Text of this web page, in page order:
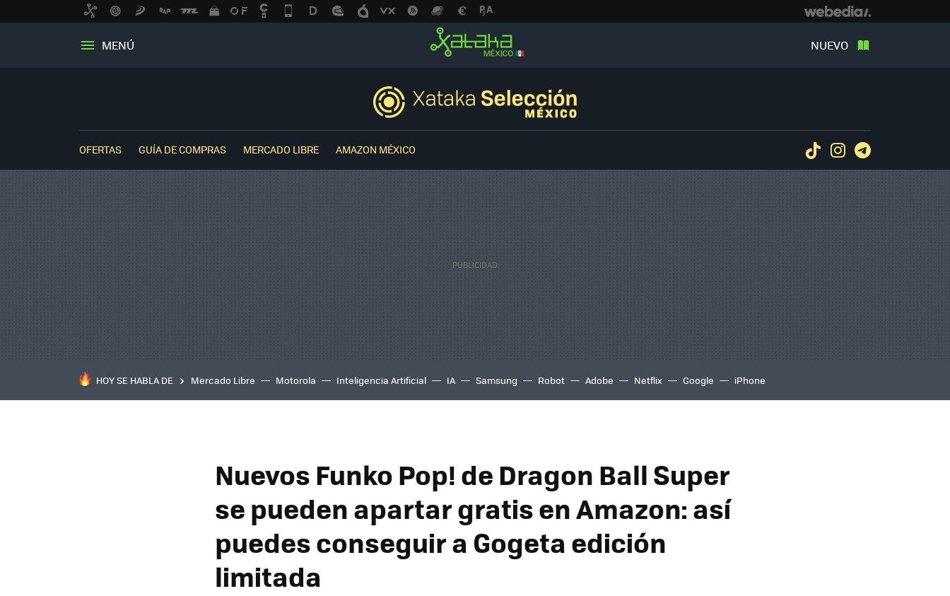
MENÚ NUEVO
OFERTAS GUÍA DE COMPRAS MERCADO LIBRE AMAZON MÉXICO TiktokInstagram
HOY SE HABLA DE Mercado Libre Motorola Inteligencia Artificial IA Samsung Robot Adobe Netflix Google iPhone
Nuevos Funko Pop! de Dragon Ball Super
se pueden apartar gratis en Amazon: así
puedes conseguir a Gogeta edición
limitada